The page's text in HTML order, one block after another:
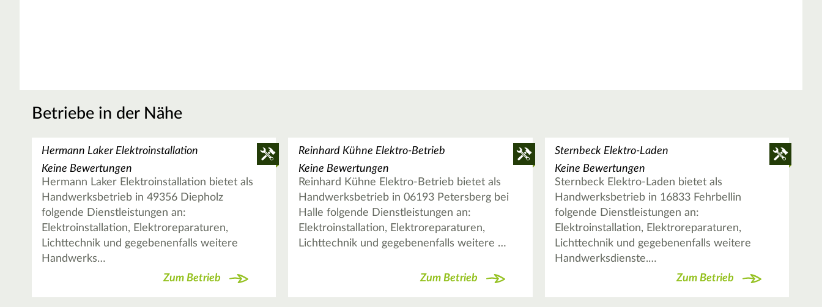
Betriebe in der Nähe
Hermann Laker Elektroinstallation
Keine Bewertungen
Hermann Laker Elektroinstallation bietet als
Handwerksbetrieb in 49356 Diepholz
folgende Dienstleistungen an:
Elektroinstallation, Elektroreparaturen,
Lichttechnik und gegebenenfalls weitere
Handwerks…
Zum Betrieb
Reinhard Kühne Elektro-Betrieb
Keine Bewertungen
Reinhard Kühne Elektro-Betrieb bietet als
Handwerksbetrieb in 06193 Petersberg bei
Halle folgende Dienstleistungen an:
Elektroinstallation, Elektroreparaturen,
Lichttechnik und gegebenenfalls weitere …
Zum Betrieb
Sternbeck Elektro-Laden
Keine Bewertungen
Sternbeck Elektro-Laden bietet als
Handwerksbetrieb in 16833 Fehrbellin
folgende Dienstleistungen an:
Elektroinstallation, Elektroreparaturen,
Lichttechnik und gegebenenfalls weitere
Handwerksdienste.…
Zum Betrieb